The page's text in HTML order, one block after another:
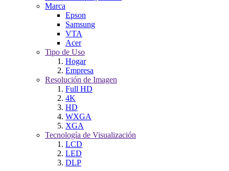
Marca
Epson
Samsung
VTA
Acer
Tipo de Uso
Hogar
Empresa
Resolución de Imagen
Full HD
4K
HD
WXGA
XGA
Tecnología de Visualización
LCD
LED
DLP